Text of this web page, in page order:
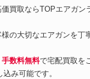
買取ならTOPエアガン
の大切なエアガンを丁
手数料無料で宅配買取を
み可能です。